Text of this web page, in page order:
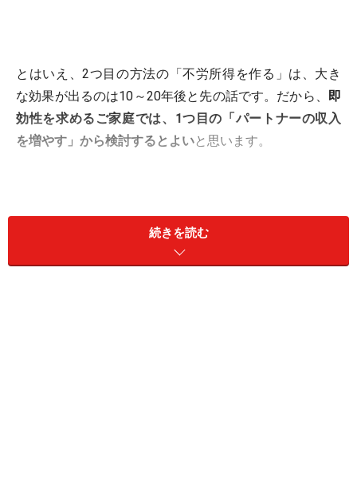
とはいえ、2つ目の方法の「不労所得を作る」は、大き
な効果が出るのは10～20年後と先の話です。だから、 即
効性を求めるご家庭では、1つ目の「パートナーの収入
を増やす」から検討するとよいと思います。
そこで検討すべき1つ目は、「パートナーに働いてもら
続きを読む